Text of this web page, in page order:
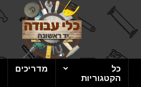
כל
הקטגוריות
מדריכים